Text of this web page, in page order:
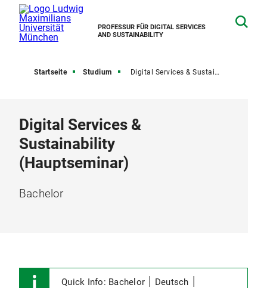
PROFESSUR FÜR DIGITAL SERVICES
AND SUSTAINABILITY
Startseite Studium Digital Services & Sustainability (Hauptseminar)
Digital Services &
Sustainability
(Hauptseminar)
Bachelor
Quick Info: Bachelor ׀ Deutsch ׀